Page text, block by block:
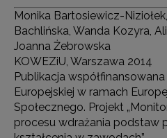
Monika Bartosiewicz-
Bachlińska, Wanda Kozyra,
Joanna Żebrowska
KOWEZiU, Warszawa 2014
Publikacja
Europejskiej w ramach
Społecznego. Projekt
procesu wdrażania podstaw